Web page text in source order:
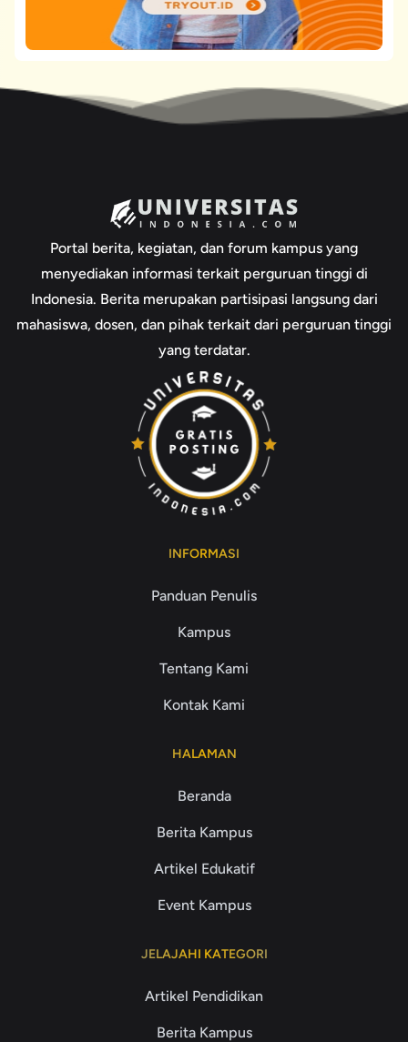
Portal berita, kegiatan, dan forum kampus yang
menyediakan informasi terkait perguruan tinggi di
Indonesia. Berita merupakan partisipasi langsung dari
mahasiswa, dosen, dan pihak terkait dari perguruan tinggi
yang terdatar.
INFORMASI
Panduan Penulis
Kampus
Tentang Kami
Kontak Kami
HALAMAN
Beranda
Berita Kampus
Artikel Edukatif
Event Kampus
JELAJAHI KATEGORI
Artikel Pendidikan
Berita Kampus